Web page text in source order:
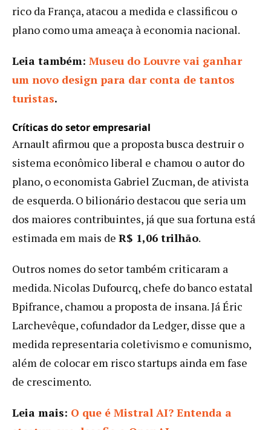
rico da França, atacou a medida e classificou o
plano como uma ameaça à economia nacional.
Leia também: Museu do Louvre vai ganhar
um novo design para dar conta de tantos
turistas.
Críticas do setor empresarial
Arnault afirmou que a proposta busca destruir o
sistema econômico liberal e chamou o autor do
plano, o economista Gabriel Zucman, de ativista
de esquerda. O bilionário destacou que seria um
dos maiores contribuintes, já que sua fortuna está
estimada em mais de R$ 1,06 trilhão.
Outros nomes do setor também criticaram a
medida. Nicolas Dufourcq, chefe do banco estatal
Bpifrance, chamou a proposta de insana. Já Éric
Larchevêque, cofundador da Ledger, disse que a
medida representaria coletivismo e comunismo,
além de colocar em risco startups ainda em fase
de crescimento.
Leia mais: O que é Mistral AI? Entenda a